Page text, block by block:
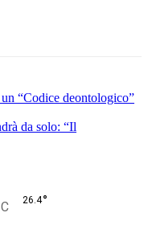
“Codice deontologico”
da solo: “Il
C 26.4°